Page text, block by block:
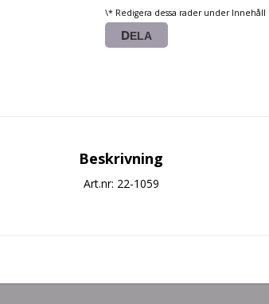
\* Redigera dessa rader under Innehåll
DELA
Beskrivning
Art.nr: 22-1059